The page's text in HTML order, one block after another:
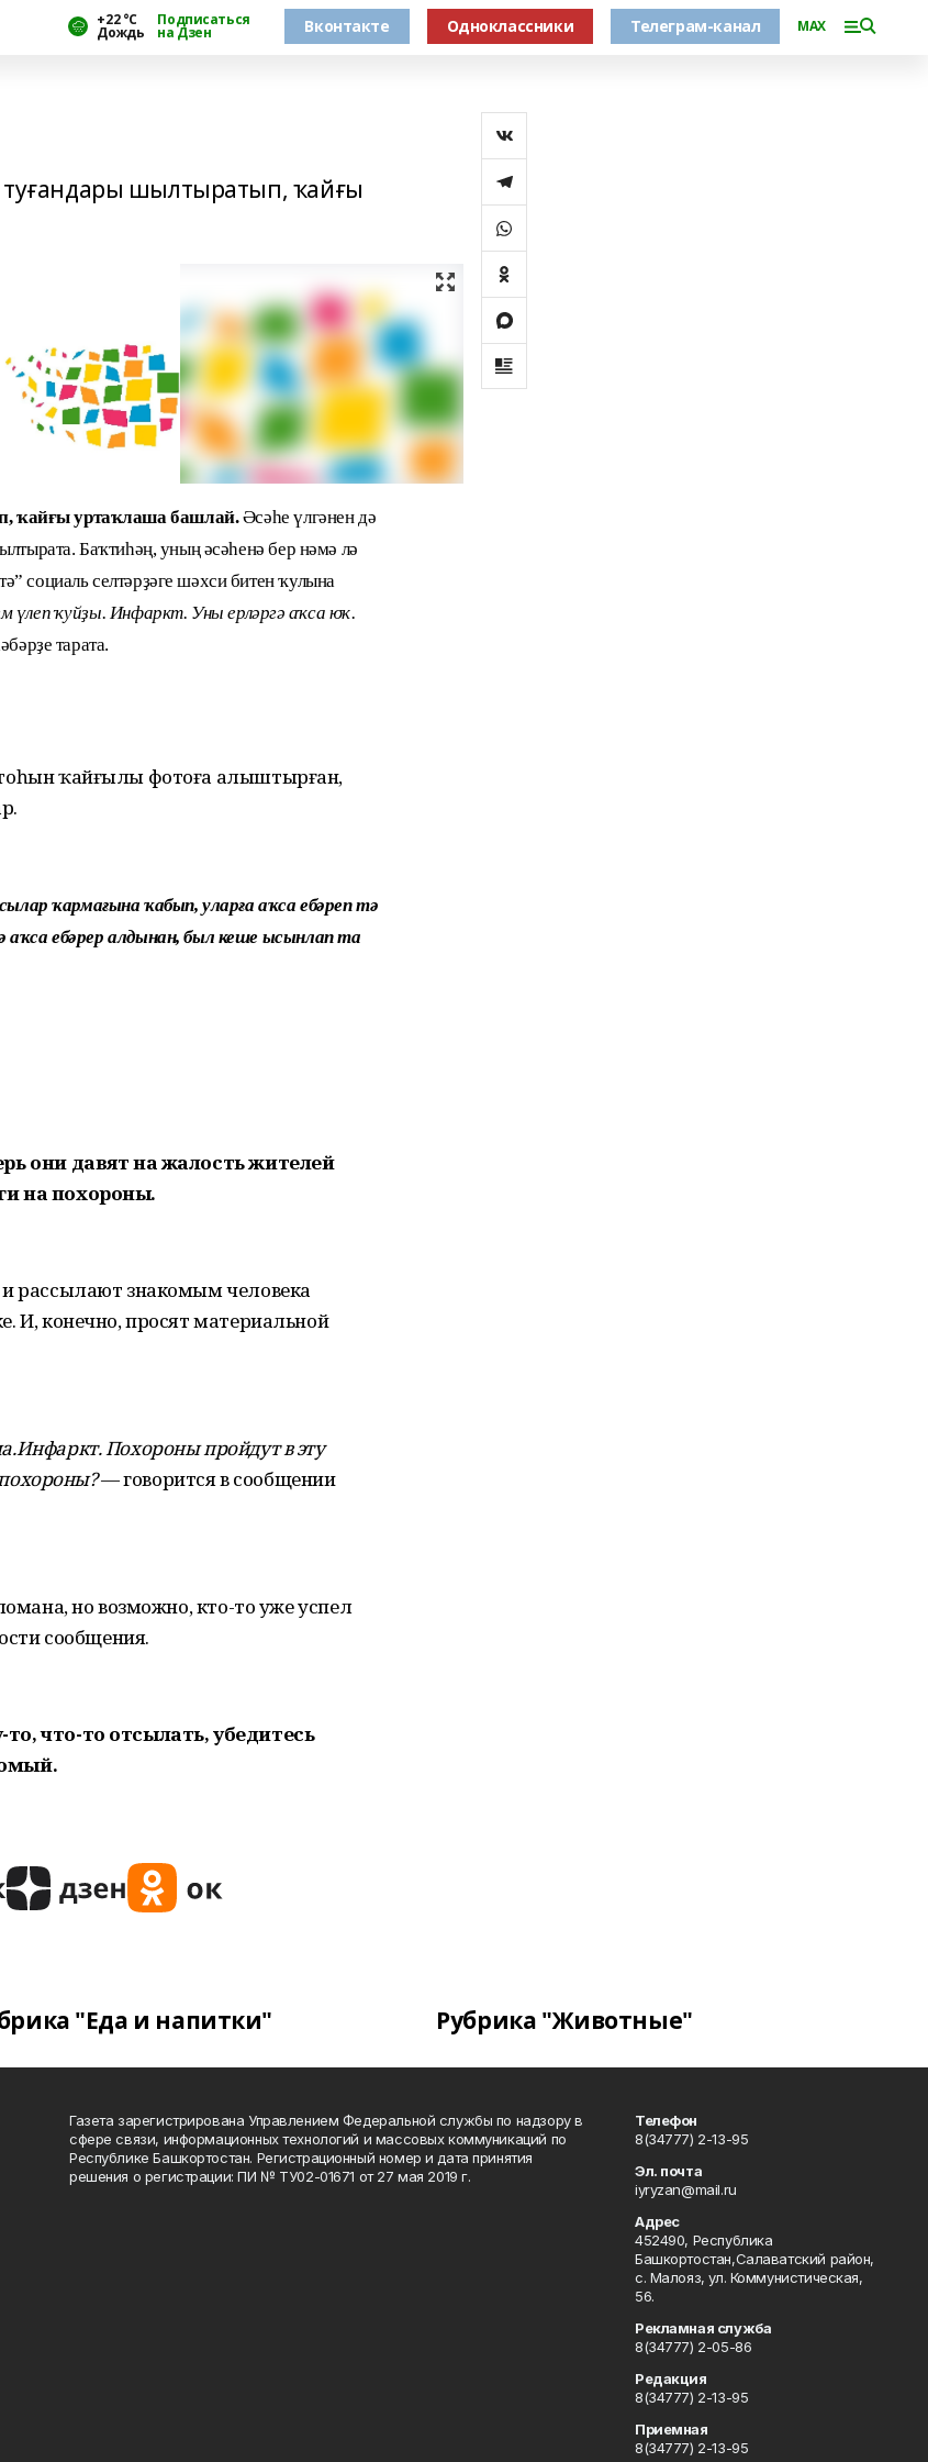
+22 °С
Дождь
Подписаться
на Дзен Вконтакте Одноклассники Телеграм-канал MAX
туғандары шылтыратып, ҡайғы
ҡайғы уртаҡлаша башлай.Әсәһе үлгәнен дә
Баҡтиһәң, уның әсәһенә бер нәмә лә
социаль селтәрҙәге шәхси битен ҡулына
үлеп ҡуйҙы. Инфаркт. Уны ерләргә аҡса юҡ.
тарата.
ҡайғылы фотоға алыштырған,
ҡармағына ҡабып, уларға аҡса ебәреп тә
аҡса ебәрер алдынан, был кеше ысынлап та
они давят на жалость жителей
на похороны.
рассылают знакомым человека
И, конечно, просят материальной
Похороны пройдут в эту
— говорится в сообщении
но возможно, кто-то уже успел
сообщения.
что-то отсылать, убедитесь
"Еда и напитки" Рубрика "Животные"
Газета зарегистрирована Управлением Федеральной службы по надзору в
сфере связи, информационных технологий и массовых коммуникаций по
Республике Башкортостан. Регистрационный номер и дата принятия
решения о регистрации: ПИ № ТУ02-01671 от 27 мая 2019 г.
Телефон
8(34777) 2-13-95
Эл. почта
iyryzan@mail.ru
Адрес
452490, Республика
Башкортостан,Салаватский район,
с. Малояз, ул. Коммунистическая,
56.
Рекламная служба
8(34777) 2-05-86
Редакция
8(34777) 2-13-95
Приемная
8(34777) 2-13-95